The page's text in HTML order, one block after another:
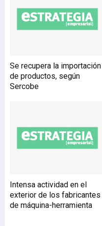
Se recupera la importación
de productos, según
Sercobe
Intensa actividad en el
exterior de los fabricantes
de máquina-herramienta